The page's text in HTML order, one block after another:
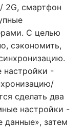
2G, смартфон
С целью
сэкономить,
настройки -
сделать два
настройки -
затем